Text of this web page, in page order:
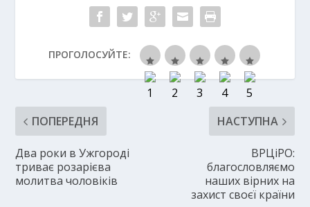
ПРОГОЛОСУЙТЕ:
ПОПЕРЕДНЯ
Два роки в Ужгороді
триває розарієва
молитва чоловіків
НАСТУПНА
ВРЦіРО:
благословляємо
наших вірних на
захист своєї країни